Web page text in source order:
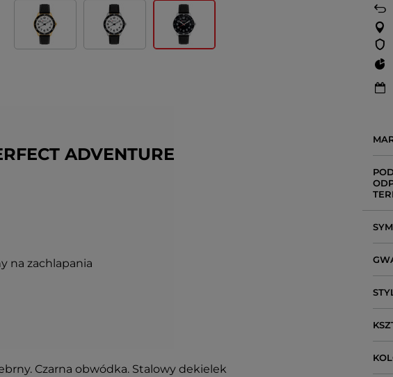
ADVENTURE
na zachlapania
Czarna obwódka. Stalowy dekielek